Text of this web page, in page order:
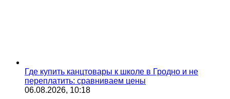
Где купить канцтовары к школе в Гродно и не
переплатить: сравниваем цены
06.08.2026, 10:18